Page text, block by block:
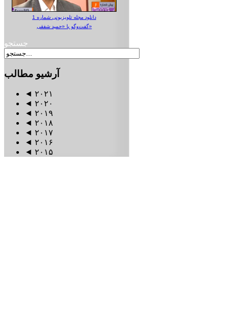
دانلود مجله تلویزیونی شماره 1
گفت‌وگو با «حمید شفقی»
جستجو
آرشیو مطالب
◄ ۲۰۲۱
◄ ۲۰۲۰
◄ ۲۰۱۹
◄ ۲۰۱۸
◄ ۲۰۱۷
◄ ۲۰۱۶
◄ ۲۰۱۵